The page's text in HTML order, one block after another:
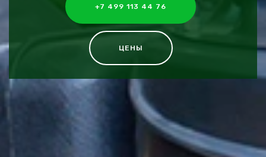
+7 499 113 44 76
ЦЕНЫ